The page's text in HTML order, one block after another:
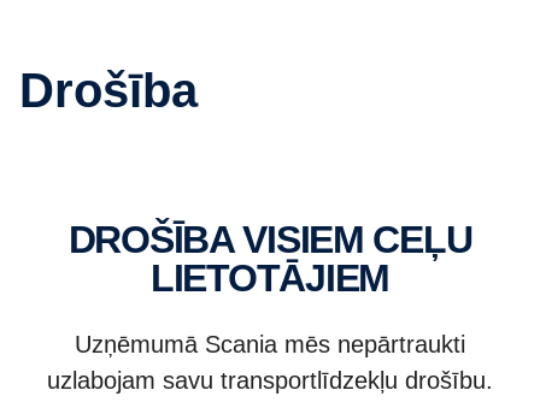
Drošība
DROŠĪBA VISIEM CEĻU
LIETOTĀJIEM
Uzņēmumā Scania mēs nepārtraukti
uzlabojam savu transportlīdzekļu drošību.